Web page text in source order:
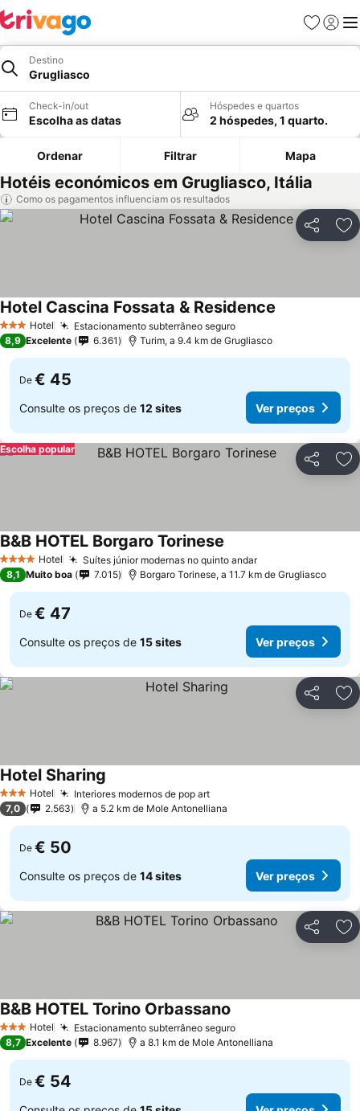
Favoritos
Iniciar
Destino
Grugliasco
Check-in/out
Escolha as datas
Hóspedes e quartos
2 hóspedes, 1 quarto.
Ordenar Filtrar Mapa
Hotéis económicos em Grugliasco, Itália
Como os pagamentos influenciam os resultados
Partilhar
3 EstrelasHotel Estacionamento subterrâneo seguroVer preços
Hotel Cascina Fossata & Residence
8,9 Excelente 6.361 Turim, a 9.4 km de Grugliasco
De € 45
Consulte os preços de 12 sites Ver preços
Partilhar
Escolha popular
4 EstrelasHotel Suítes júnior modernas no quinto andarVer preços
B&B HOTEL Borgaro Torinese
8,1 Muito boa 7.015 Borgaro Torinese, a 11.7 km de Grugliasco
De € 47
Consulte os preços de 15 sites Ver preços
Partilhar
3 EstrelasHotel Interiores modernos de pop artVer preços
Hotel Sharing
7,0 2.563 a 5.2 km de Mole Antonelliana
De € 50
Consulte os preços de 14 sites Ver preços
Partilhar
3 EstrelasHotel Estacionamento subterrâneo seguroVer preços
B&B HOTEL Torino Orbassano
8,7 Excelente 8.967 a 8.1 km de Mole Antonelliana
De € 54